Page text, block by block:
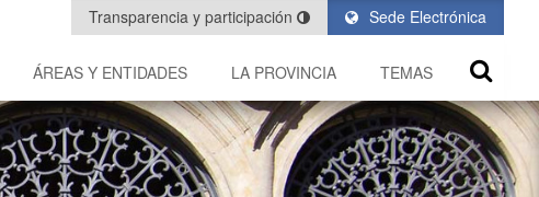
Sede Electrónica
Transparencia y participación
ÁREAS Y ENTIDADES LA PROVINCIA TEMAS